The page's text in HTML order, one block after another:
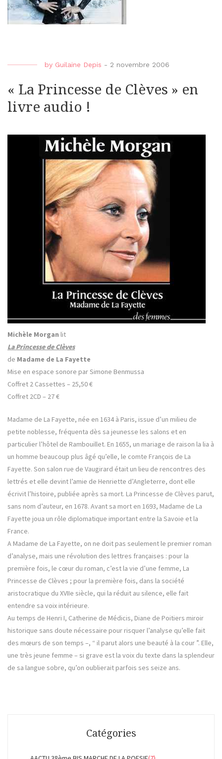
by Guilaine Depis - 2 novembre 2006
« La Princesse de Clèves » en
livre audio !
Michèle Morgan lit
La Princesse de Clèves
de Madame de La Fayette
Mise en espace sonore par Simone Benmussa
Coffret 2 Cassettes – 25,50 €
Coffret 2CD – 27 €
Madame de La Fayette, née en 1634 à Paris, issue d’un milieu de
petite noblesse, fréquenta dès sa jeunesse les salons et en
particulier l’hôtel de Rambouillet. En 1655, un mariage de raison la lia à
un homme beaucoup plus âgé qu’elle, le comte François de La
Fayette. Son salon rue de Vaugirard était un lieu de rencontres des
lettrés et elle devint l’amie de Henriette d’Angleterre, dont elle
écrivit l’histoire, publiée après sa mort. La Princesse de Clèves parut,
sans nom d’auteur, en 1678. Avant sa mort en 1693, Madame de La
Fayette joua un rôle diplomatique important entre la Savoie et la
France.
A Madame de La Fayette, on ne doit pas seulement le premier roman
d’analyse, mais une révolution des lettres françaises : pour la
première fois, le cœur du roman, c’est la vie d’une femme, La
Princesse de Clèves ; pour la première fois, dans la société
aristocratique du XVIIe siècle, qui la réduit au silence, elle fait
entendre sa voix intérieure.
Au temps de Henri I, Catherine de Médicis, Diane de Poitiers miroir
historique sans doute nécessaire pour risquer l’analyse qu’elle fait
des mœurs de son temps –, “ il parut alors une beauté à la cour ”. Elle,
une très jeune femme – si grave est la voix du texte dans la splendeur
de sa langue sobre, qu’on oublierait parfois ses seize ans.
Catégories